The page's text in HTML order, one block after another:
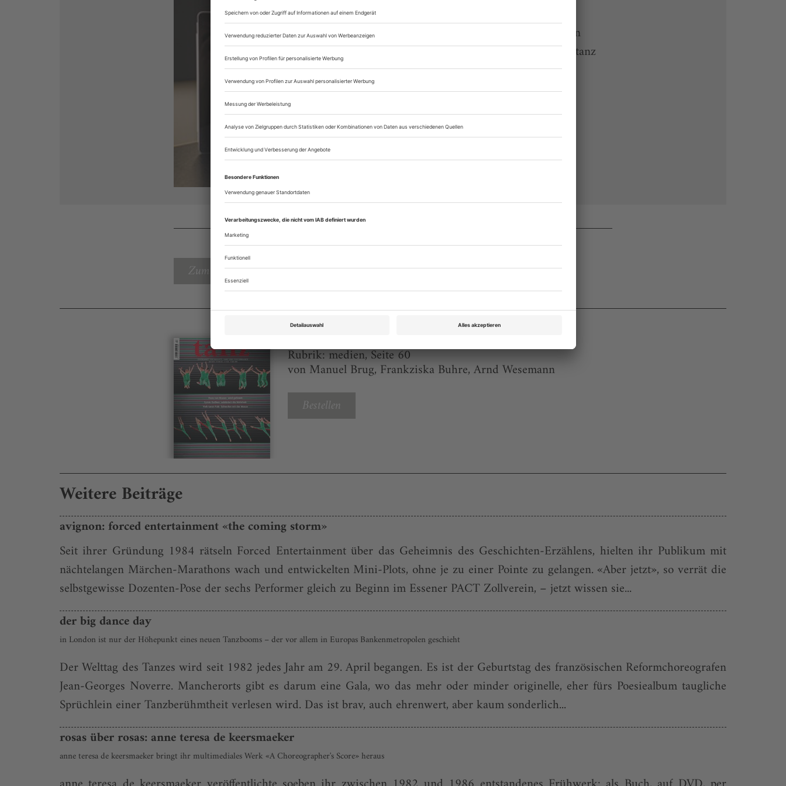
Lesegenuss auf allen Endgeräten
Zugang zum Onlinearchiv von tanz
Sie können alle Vorteile des Abos
sofort nutzen
Digital-Abo testen
Zum Inhaltsverzeichnis
Rubrik: medien, Seite 60
von Manuel Brug, Frankziska Buhre, Arnd Wesemann
Bestellen
Weitere Beiträge
avignon: forced entertainment «the coming storm»
Seit ihrer Gründung 1984 rätseln Forced Entertainment über das Geheimnis des Geschichten-Erzählens, hielten ihr Publikum mit
nächtelangen Märchen-Marathons wach und entwickelten Mini-Plots, ohne je zu einer Pointe zu gelangen. «Aber jetzt», so verrät die
selbstgewisse Dozenten-Pose der sechs Performer gleich zu Beginn im Essener PACT Zollverein, – jetzt wissen sie...
der big dance day
in London ist nur der Höhepunkt eines neuen Tanzbooms – der vor allem in Europas Bankenmetropolen geschieht
Der Welttag des Tanzes wird seit 1982 jedes Jahr am 29. April begangen. Es ist der Geburtstag des französischen Reformchoreografen
Jean-Georges Noverre. Mancherorts gibt es darum eine Gala, wo das mehr oder minder originelle, eher fürs Poesiealbum taugliche
Sprüchlein einer Tanzberühmtheit verlesen wird. Das ist brav, auch ehrenwert, aber kaum sonderlich...
rosas über rosas: anne teresa de keersmaeker
anne teresa de keersmaeker bringt ihr multimediales Werk «A Choreographer's Score» heraus